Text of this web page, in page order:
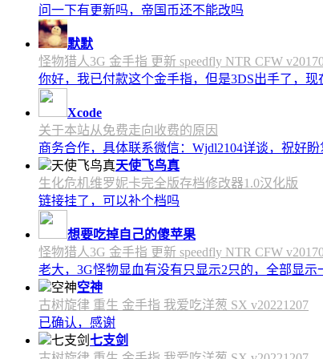
问一下有更新吗，帝国币还不能改吗
默默
怪物猎人3G 金手指 更新 speedfly NTR CFW
你好，我已付款这个金手指，但是3DS出手了，
Xcode
关于本站从免费走向收费的原因
商务合作，具体联系微信：Wjdl2104详谈，祝好盼
天使飞鸟真
生化危机维罗妮卡完全版存档修改器1.0汉化版
链接挂了，可以补个档吗
想要吃掉自己的傻苹果
怪物猎人3G 金手指 更新 speedfly NTR CFW
老大，3G怪物显血有没有只显示2只的，全部显示
空神
古树旋律 重生 金手指 我爱吃洋葱 SX v20221207
已确认，感谢
七支剑